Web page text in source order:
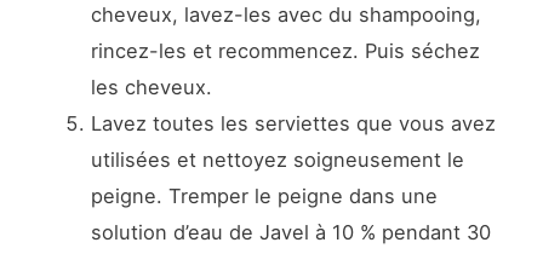
cheveux, lavez-les avec du shampooing,
rincez-les et recommencez. Puis séchez
les cheveux.
Lavez toutes les serviettes que vous avez
utilisées et nettoyez soigneusement le
peigne. Tremper le peigne dans une
solution d’eau de Javel à 10 % pendant 30